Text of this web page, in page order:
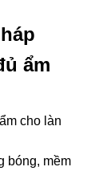
ẩm
cho làn
bóng, mềm